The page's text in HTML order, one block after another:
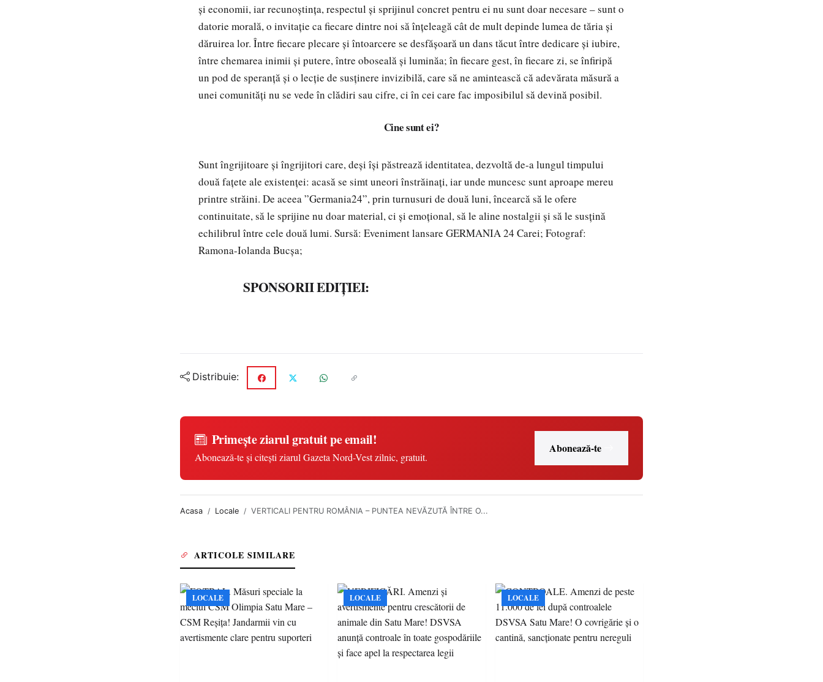
și economii, iar recunoștința, respectul și sprijinul concret pentru ei nu sunt doar necesare – sunt o
datorie morală, o invitație ca fiecare dintre noi să înțeleagă cât de mult depinde lumea de tăria și
dăruirea lor. Între fiecare plecare și întoarcere se desfășoară un dans tăcut între dedicare și iubire,
între chemarea inimii și putere, între oboseală și luminăa; în fiecare gest, în fiecare zi, se înfiripă
un pod de speranță și o lecție de susținere invizibilă, care să ne amintească că adevărata măsură a
unei comunități nu se vede în clădiri sau cifre, ci în cei care fac imposibilul să devină posibil.
Cine sunt ei?
Sunt îngrijitoare și îngrijitori care, deși își păstrează identitatea, dezvoltă de-a lungul timpului
două fațete ale existenței: acasă se simt uneori înstrăinați, iar unde muncesc sunt aproape mereu
printre străini. De aceea ”Germania24”, prin turnusuri de două luni, încearcă să le ofere
continuitate, să le sprijine nu doar material, ci și emoțional, să le aline nostalgii și să le susțină
echilibrul între cele două lumi. Sursă: Eveniment lansare GERMANIA 24 Carei; Fotograf:
Ramona-Iolanda Bucșa;
SPONSORII EDIȚIEI:
Distribuie:
Primește ziarul gratuit pe email!
Abonează-te și citești ziarul Gazeta Nord-Vest zilnic, gratuit.
Abonează-te
Acasa Locale VERTICALI PENTRU ROMÂNIA – PUNTEA NEVĂZUTĂ ÎNTRE O...
ARTICOLE SIMILARE
LOCALE LOCALE LOCALE